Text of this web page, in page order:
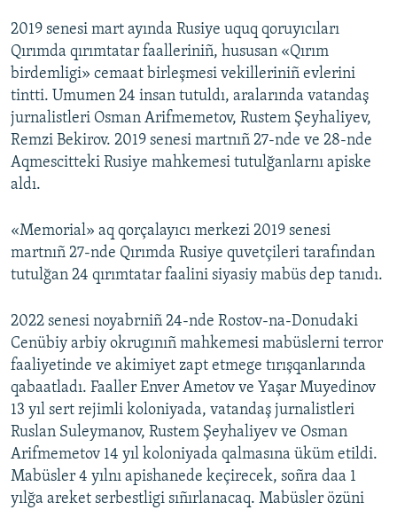
2019 senesi mart ayında Rusiye uquq qoruyıcıları
Qırımda qırımtatar faalleriniñ, hususan «Qırım
birdemligi» cemaat birleşmesi vekilleriniñ evlerini
tintti. Umumen 24 insan tutuldı, aralarında vatandaş
jurnalistleri Osman Arifmemetov, Rustem Şeyhaliyev,
Remzi Bekirov. 2019 senesi martnıñ 27-nde ve 28-nde
Aqmescitteki Rusiye mahkemesi tutulğanlarnı apiske
aldı.
«Memorial» aq qorçalayıcı merkezi 2019 senesi
martnıñ 27-nde Qırımda Rusiye quvetçileri tarafından
tutulğan 24 qırımtatar faalini siyasiy mabüs dep tanıdı.
2022 senesi noyabrniñ 24-nde Rostov-na-Donudaki
Cenübiy arbiy okrugınıñ mahkemesi mabüslerni terror
faaliyetinde ve akimiyet zapt etmege tırışqanlarında
qabaatladı. Faaller Enver Ametov ve Yaşar Muyedinov
13 yıl sert rejimli koloniyada, vatandaş jurnalistleri
Ruslan Suleymanov, Rustem Şeyhaliyev ve Osman
Arifmemetov 14 yıl koloniyada qalmasına üküm etildi.
Mabüsler 4 yılnı apishanede keçirecek, soñra daa 1
yılğa areket serbestligi sıñırlanacaq. Mabüsler özüni